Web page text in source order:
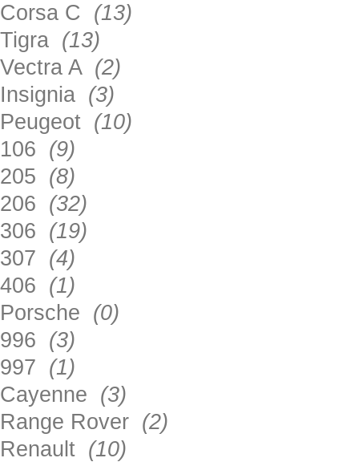
Corsa C (13)
Tigra (13)
Vectra A (2)
Insignia (3)
Peugeot (10)
106 (9)
205 (8)
206 (32)
306 (19)
307 (4)
406 (1)
Porsche (0)
996 (3)
997 (1)
Cayenne (3)
Range Rover (2)
Renault (10)